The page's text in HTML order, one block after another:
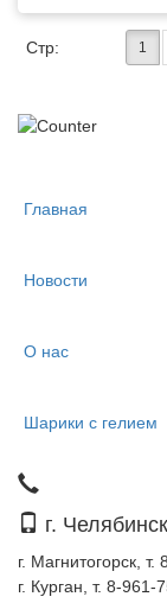
Стр: 1
Главная
Новости
О нас
Шарики с гелием
г.
г. Магнитогорск,
г. Курган, т. 8-961-